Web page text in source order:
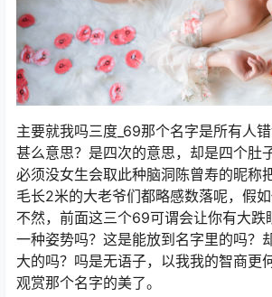
主要就我吗三度_69那个名字是所有人
甚么意思？是四次的意思，却是四个肚
必须没女生会取此种脑洞陈曾寿的昵称
毛长2米的大老爷们都略感数落呢，假
不然，前面这三个69可谓会让你有大跌
一种姿势吗？这是能放到名字里的吗？
大的吗？吗是无语子，以我我的智商更
观赏那个名字的美了。